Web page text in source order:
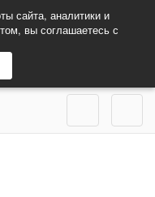
сайта, аналитики и
вы соглашаетесь с